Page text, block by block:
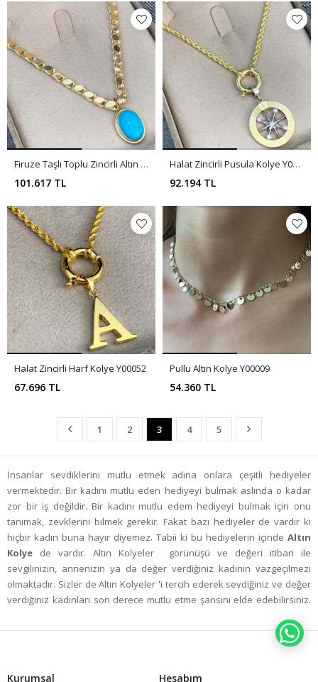
Firuze Taşlı Toplu Zincirli Altın Kolye YE0001
101.617 TL
Halat Zincirli Pusula Kolye Y00053
92.194 TL
Halat Zincirli Harf Kolye Y00052
67.696 TL
Pullu Altın Kolye Y00009
54.360 TL
1 2 3 4 5
İnsanlar sevdiklerini mutlu etmek adına onlara çeşitli hediyeler
vermektedir. Bir kadını mutlu eden hediyeyi bulmak aslında o kadar
zor bir iş değildir. Bir kadını mutlu edem hediyeyi bulmak için onu
tanımak, zevklerini bilmek gerekir. Fakat bazı hediyeler de vardır ki
hiçbir kadın buna hayır diyemez. Tabii ki bu hediyelerin içinde Altın
Kolye de vardır. Altın Kolyeler görünüşü ve değeri itibari ile
sevgilinizin, annenizin ya da değer verdiğiniz kadının vazgeçilmezi
olmaktadır. Sizler de Altın Kolyeler 'i tercih ederek sevdiğiniz ve değer
verdiğiniz kadınları son derece mutlu etme şansını elde edebilirsiniz.
sağlar. Sizler de değer verdiğiniz kadına hediye almak için çok fazla
düşünmenize gerek yol çünkü sizler içim en doğru tercih tabii kiAltın
edemeyeceği kadın yoktur. Sizler en iyisi bir Altın Kolye alarak
Kurumsal Hesabım